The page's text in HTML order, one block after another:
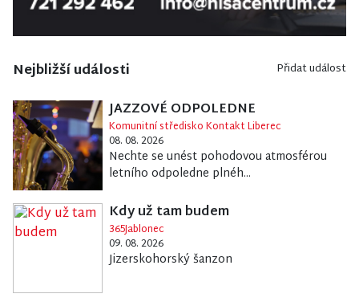
Nejbližší události Přidat událost
JAZZOVÉ ODPOLEDNE
Komunitní středisko Kontakt Liberec
08. 08. 2026
Nechte se unést pohodovou atmosférou
letního odpoledne plnéh...
Kdy už tam budem
365Jablonec
09. 08. 2026
Jizerskohorský šanzon